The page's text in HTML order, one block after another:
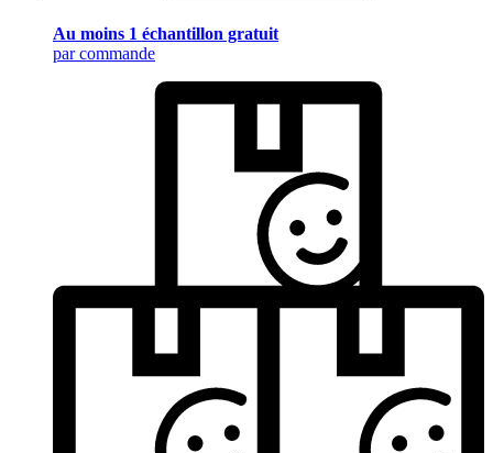
Au moins 1 échantillon gratuit
par commande